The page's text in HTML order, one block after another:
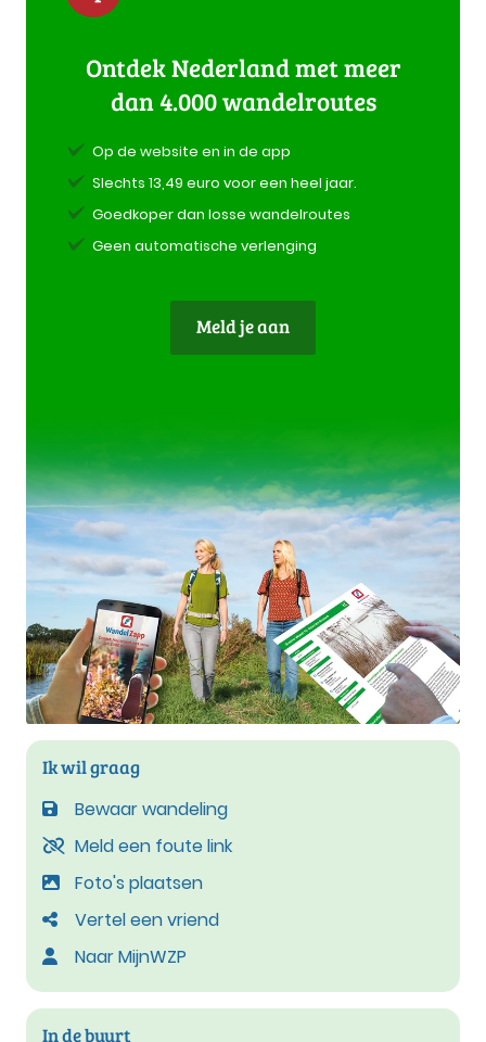
Ontdek Nederland met meer
dan 4.000 wandelroutes
Op de website en in de app
Slechts 13,49 euro voor een heel jaar.
Goedkoper dan losse wandelroutes
Geen automatische verlenging
Meld je aan
Ik wil graag
Bewaar wandeling
Meld een foute link
Foto's plaatsen
Vertel een vriend
Naar MijnWZP
In de buurt